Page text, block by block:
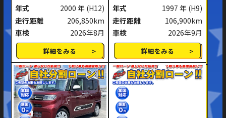
年式
2000 年 (H12)
走行距離
206,850km
車検
2026年8月
詳細をみる
年式
1997 年 (H9)
走行距離
106,900km
車検
2026年9月
詳細をみる